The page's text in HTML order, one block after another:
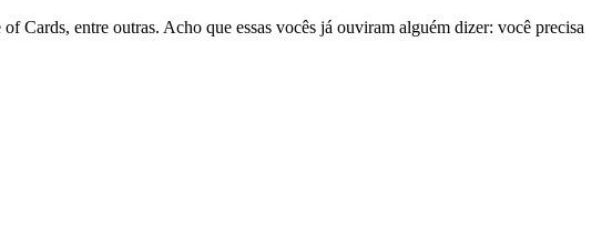
Cards, entre outras. Acho que essas vocês já ouviram alguém dizer: você precisa